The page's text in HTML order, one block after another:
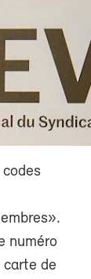
numéro
carte de